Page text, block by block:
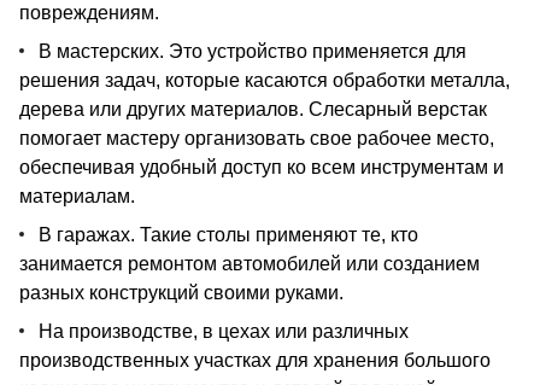
повреждениям.
В мастерских. Это устройство применяется для
решения задач, которые касаются обработки металла,
дерева или других материалов. Слесарный верстак
помогает мастеру организовать свое рабочее место,
обеспечивая удобный доступ ко всем инструментам и
материалам.
В гаражах. Такие столы применяют те, кто
занимается ремонтом автомобилей или созданием
разных конструкций своими руками.
На производстве, в цехах или различных
производственных участках для хранения большого